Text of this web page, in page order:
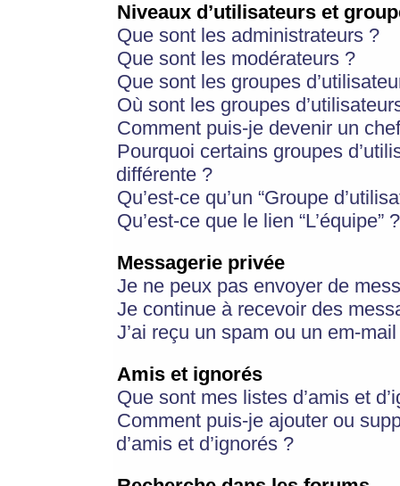
Niveaux d’utilisateurs et
Que sont les administrateurs ?
Que sont les modérateurs ?
Que sont les groupes
Où sont les groupes
Comment puis-je devenir un
Pourquoi certains groupes
différente ?
Qu’est-ce qu’un “Groupe
Qu’est-ce que le lien “L’équipe” ?
Messagerie privée
Je ne peux pas envoyer de
Je continue à recevoir des
J’ai reçu un spam ou un em-
Amis et ignorés
Que sont mes listes d’amis et
Comment puis-je ajouter ou
d’amis et d’ignorés ?